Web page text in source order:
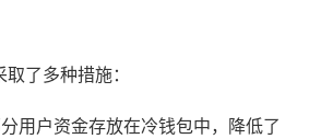
了多种措施：
用户资金存放在冷钱包中，降低了